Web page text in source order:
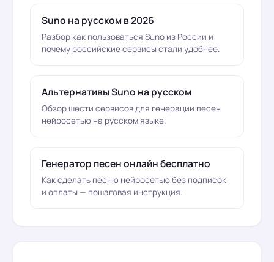
Suno на русском в 2026
Разбор как пользоваться Suno из России и
почему российские сервисы стали удобнее.
Альтернативы Suno на русском
Обзор шести сервисов для генерации песен
нейросетью на русском языке.
Генератор песен онлайн бесплатно
Как сделать песню нейросетью без подписок
и оплаты — пошаговая инструкция.